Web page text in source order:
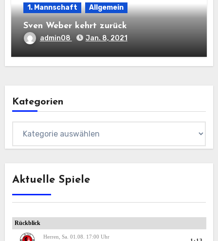
1. Mannschaft Allgemein
Sven Weber kehrt zurück
admin08 Jan. 8, 2021
Kategorien
Aktuelle Spiele